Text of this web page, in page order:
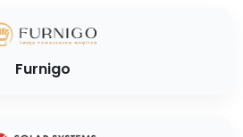
Furnigo